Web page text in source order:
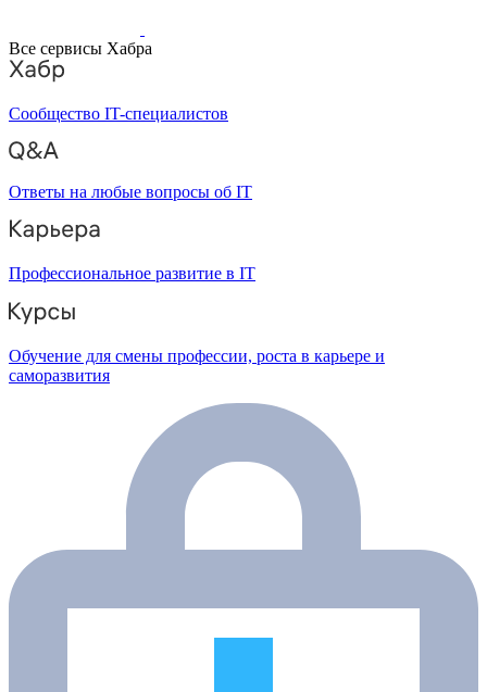
Все сервисы Хабра
Сообщество IT-специалистов
Ответы на любые вопросы об IT
Профессиональное развитие в IT
Обучение для смены профессии, роста в карьере и
саморазвития